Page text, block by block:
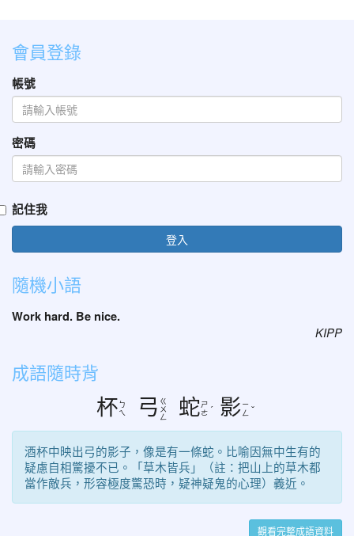
會員登錄
帳號
密碼
記住我
登入
隨機小語
Work hard. Be nice.
KIPP
成語隨時背
杯 ㄅ
ㄟ
弓 ㄍ
ㄨ
ㄥ
蛇 ㄕ
ㄜ ˊ 影 ㄧ
ㄥ ˇ
酒杯中映出弓的影子，像是有一條蛇。比喻因無中生有的
疑慮自相驚擾不已。「草木皆兵」（註：把山上的草木都
當作敵兵，形容極度驚恐時，疑神疑鬼的心理）義近。
觀看完整成語資料